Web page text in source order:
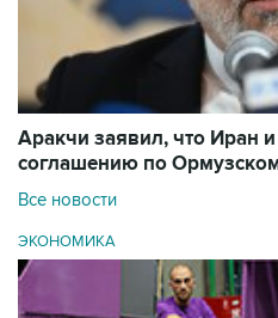
Аракчи заявил, что Иран
соглашению по
Все новости
ЭКОНОМИКА